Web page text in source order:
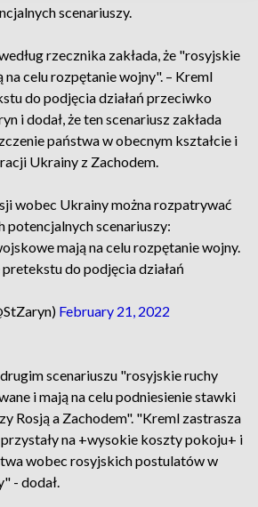
scenariuszy.
rzecznika zakłada, że "rosyjskie
celu rozpętanie wojny". – Kreml
do podjęcia działań przeciwko
i dodał, że ten scenariusz zakłada
państwa w obecnym kształcie i
Ukrainy z Zachodem.
wobec Ukrainy można rozpatrywać
potencjalnych scenariuszy:
mają na celu rozpętanie wojny.
do podjęcia działań
February 21, 2022
scenariuszu "rosyjskie ruchy
i mają na celu podniesienie stawki
Rosją a Zachodem". "Kreml zastrasza
na +wysokie koszty pokoju+ i
wobec rosyjskich postulatów w
- dodał.